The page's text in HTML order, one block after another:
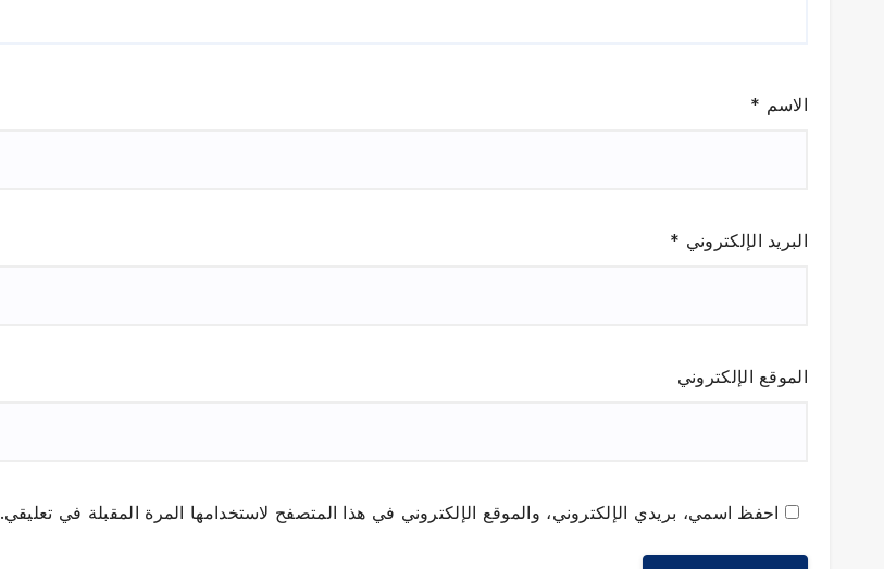
الاسم *
البريد الإلكتروني *
الموقع الإلكتروني
احفظ اسمي، بريدي الإلكتروني، والموقع الإلكتروني في هذا المتصفح لاستخدامها المرة المقبلة في تعليقي.